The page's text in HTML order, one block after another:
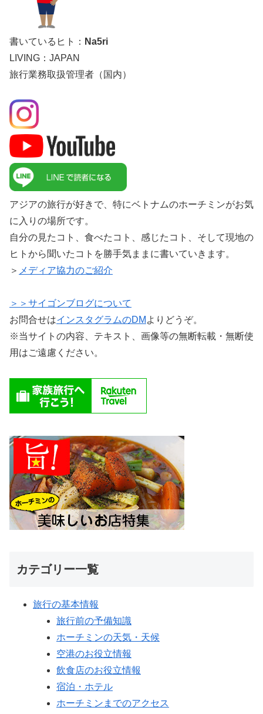
書いているヒト： Na5ri
LIVING：JAPAN
旅行業務取扱管理者（国内）
アジアの旅行が好きで、特にベトナムのホーチミンがお気
に入りの場所です。
自分の見たコト、食べたコト、感じたコト、そして現地の
ヒトから聞いたコトを勝手気ままに書いていきます。
＞ メディア協力のご紹介
＞＞サイゴンブログについて
お問合せはインスタグラムのDM よりどうぞ。
※当サイトの内容、テキスト、画像等の無断転載・無断使
用はご遠慮ください。
カテゴリー一覧
旅行の基本情報
旅行前の予備知識
ホーチミンの天気・天候
空港のお役立情報
飲食店のお役立情報
宿泊・ホテル
ホーチミンまでのアクセス